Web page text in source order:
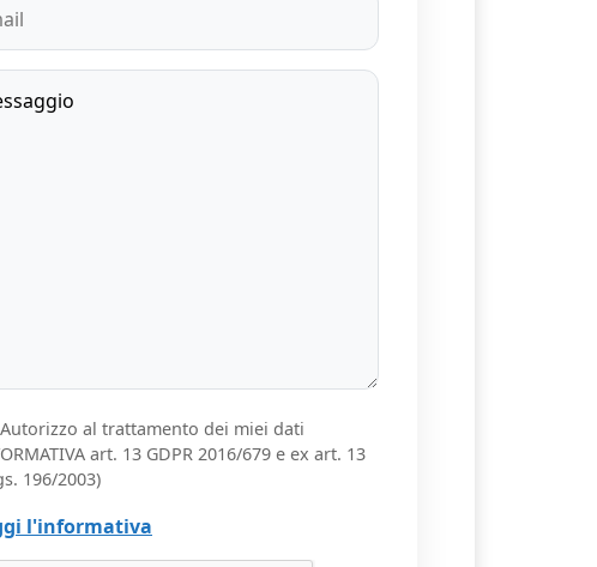
Autorizzo al trattamento dei miei dati
art. 13 GDPR 2016/679 e ex art. 13
196/2003)
l'informativa